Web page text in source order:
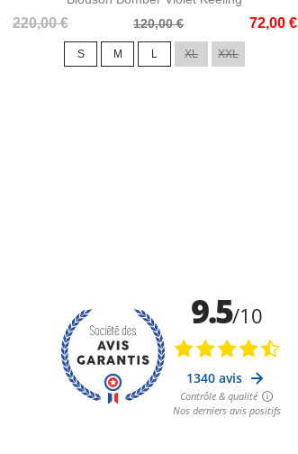
220,00 €
Prix
120,00 € 72,00 €
Prix
S M L XL XXL